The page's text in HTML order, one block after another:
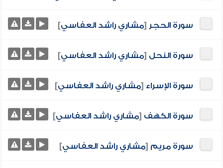
سورة الحجر [مشاري راشد العفاسي]
سورة النحل [مشاري راشد العفاسي]
سورة الإسراء [مشاري راشد العفاسي]
سورة الكهف [مشاري راشد العفاسي]
سورة مريم [مشاري راشد العفاسي]